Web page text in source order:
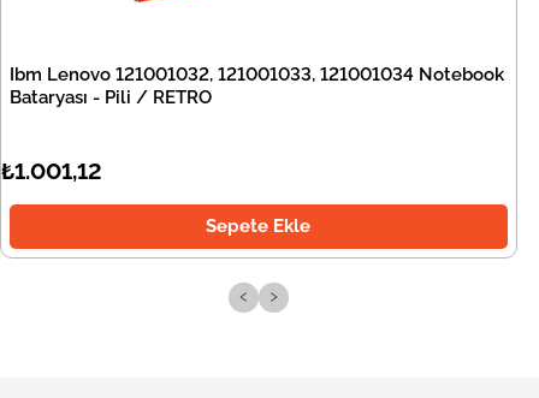
Ibm Lenovo 121001032, 121001033, 121001034 Notebook
Bataryası - Pili / RETRO
₺1.001,12
Sepete Ekle
‹ ›